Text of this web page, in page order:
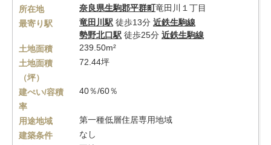
所在地 奈良県生駒郡平群町竜田川１丁目
最寄り駅
竜田川駅 徒歩13分 近鉄生駒線
勢野北口駅 徒歩25分 近鉄生駒線
土地面積
239.50m²
土地面積
（坪）
72.44坪
建ぺい/容積
率
40％/60％
用途地域
第一種低層住居専用地域
建築条件
なし